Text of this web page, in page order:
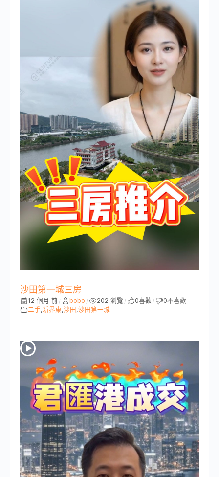
沙田第一城三房
12 個月 前 / bobo / 202 瀏覽 / 0喜歡 / 0不喜歡
二手,新界東,沙田 ,沙田第一城